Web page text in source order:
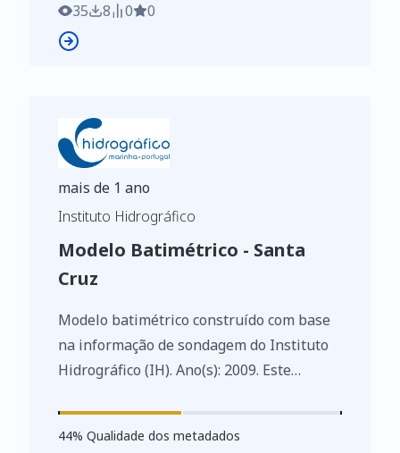
Regulamento de Execução n.º 2023/138 da
Diretiva (UE) 2019/1024, relativa aos
35 8 0 0
mais de 1 ano
Instituto Hidrográfico
Modelo Batimétrico - Santa
Cruz
Modelo batimétrico construído com base
na informação de sondagem do Instituto
Hidrográfico (IH). Ano(s): 2009. Este
de Dados de Elevado Valor/HVD
identificados de acordo com o
44%
44% Qualidade dos metadados